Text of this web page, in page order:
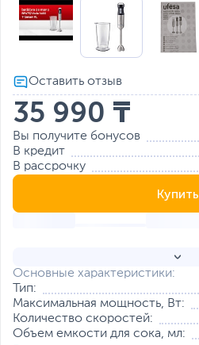
Основные характеристики:
Тип:
Максимальная мощность, Вт:
Количество скоростей:
Объем емкости для сока, мл:
35 990 ₸
Вы получите бонусов
В кредит
В рассрочку
Купить